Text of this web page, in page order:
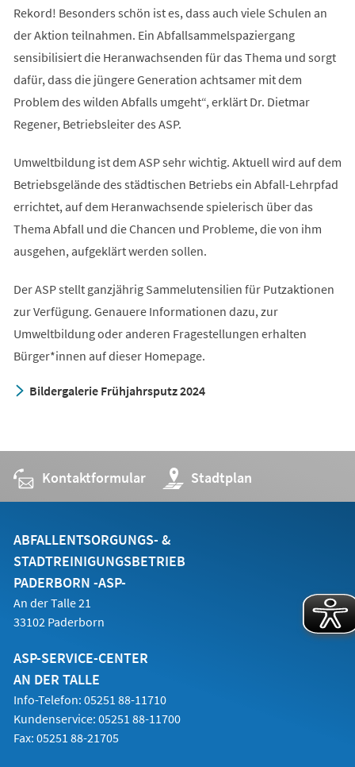
Rekord! Besonders schön ist es, dass auch viele Schulen an
der Aktion teilnahmen. Ein Abfallsammelspaziergang
sensibilisiert die Heranwachsenden für das Thema und sorgt
dafür, dass die jüngere Generation achtsamer mit dem
Problem des wilden Abfalls umgeht“, erklärt Dr. Dietmar
Regener, Betriebsleiter des ASP.
Umweltbildung ist dem ASP sehr wichtig. Aktuell wird auf dem
Betriebsgelände des städtischen Betriebs ein Abfall-Lehrpfad
errichtet, auf dem Heranwachsende spielerisch über das
Thema Abfall und die Chancen und Probleme, die von ihm
ausgehen, aufgeklärt werden sollen.
Der ASP stellt ganzjährig Sammelutensilien für Putzaktionen
zur Verfügung. Genauere Informationen dazu, zur
Umweltbildung oder anderen Fragestellungen erhalten
Bürger*innen auf dieser Homepage.
Bildergalerie Frühjahrsputz 2024
Kontaktformular Stadtplan
(Öffnet
in
einem
Tab)
ABFALLENTSORGUNGS- &
STADTREINIGUNGSBETRIEB
PADERBORN -ASP-
An der Talle 21
33102 Paderborn
ASP-SERVICE-CENTER
AN DER TALLE
Info-Telefon: 05251 88-11710
Kundenservice: 05251 88-11700
Fax: 05251 88-21705